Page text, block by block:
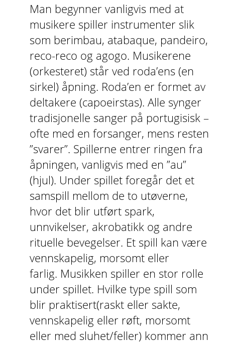
Man begynner vanligvis med at
musikere spiller instrumenter slik
som berimbau, atabaque, pandeiro,
reco-reco og agogo. Musikerene
(orkesteret) står ved roda’ens (en
sirkel) åpning. Roda’en er formet av
deltakere (capoeirstas). Alle synger
tradisjonelle sanger på portugisisk –
ofte med en forsanger, mens resten
”svarer”. Spillerne entrer ringen fra
åpningen, vanligvis med en ”au”
(hjul). Under spillet foregår det et
samspill mellom de to utøverne,
hvor det blir utført spark,
unnvikelser, akrobatikk og andre
rituelle bevegelser. Et spill kan være
vennskapelig, morsomt eller
farlig. Musikken spiller en stor rolle
under spillet. Hvilke type spill som
blir praktisert(raskt eller sakte,
vennskapelig eller røft, morsomt
eller med sluhet/feller) kommer ann